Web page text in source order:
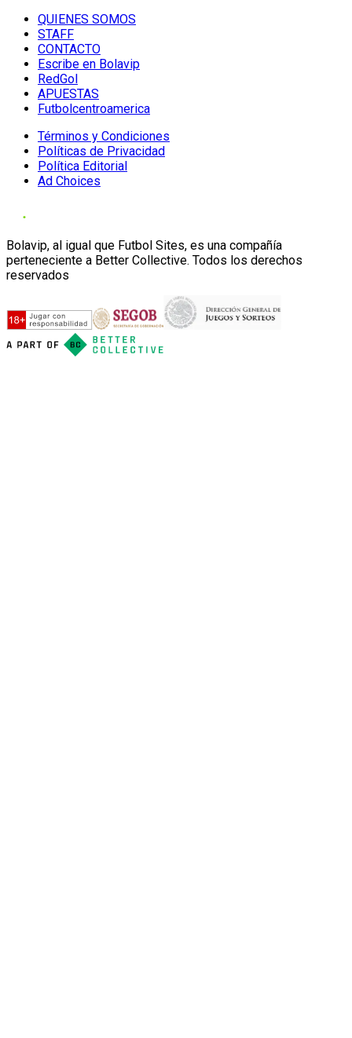
QUIENES SOMOS
STAFF
CONTACTO
Escribe en Bolavip
RedGol
APUESTAS
Futbolcentroamerica
Términos y Condiciones
Políticas de Privacidad
Política Editorial
Ad Choices
Bolavip, al igual que Futbol Sites, es una compañía
perteneciente a Better Collective. Todos los derechos
reservados